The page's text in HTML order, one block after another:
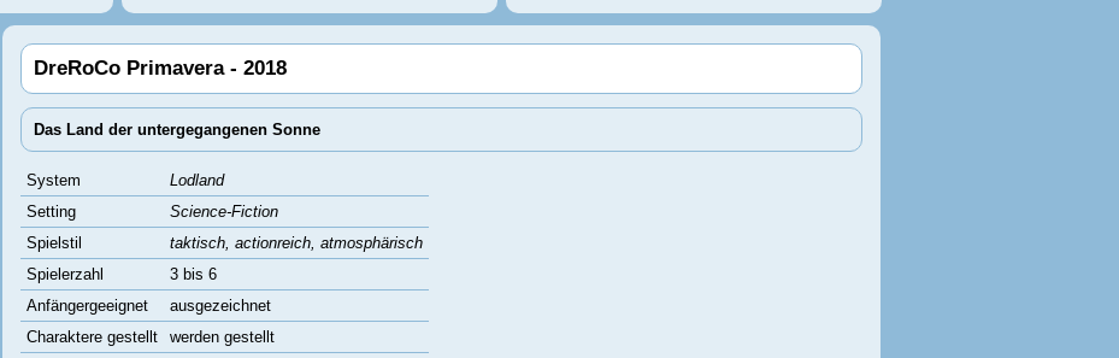
DreRoCo Primavera - 2018
Das Land der untergegangenen Sonne
System
Lodland
Setting
Science-Fiction
Spielstil
taktisch, actionreich, atmosphärisch
Spielerzahl
3 bis 6
Anfängergeeignet
ausgezeichnet
Charaktere gestellt
werden gestellt